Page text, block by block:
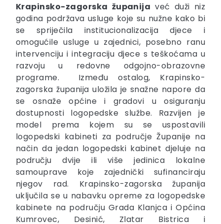
Krapinsko-zagorska županija već duži niz
godina podržava usluge koje su nužne kako bi
se spriječila institucionalizacija djece i
omogućile usluge u zajednici, posebno ranu
intervenciju i integraciju djece s teškoćama u
razvoju u redovne odgojno-obrazovne
programe. Između ostalog, Krapinsko-
zagorska županija uložila je snažne napore da
se osnaže općine i gradovi u osiguranju
dostupnosti logopedske službe. Razvijen je
model prema kojem su se uspostavili
logopedski kabineti za područje Županije na
način da jedan logopedski kabinet djeluje na
području dvije ili više jedinica lokalne
samouprave koje zajednički sufinanciraju
njegov rad. Krapinsko-zagorska županija
uključila se u nabavku opreme za logopedske
kabinete na području Grada Klanjca i Općina
Kumrovec, Desinić, Zlatar Bistrica i